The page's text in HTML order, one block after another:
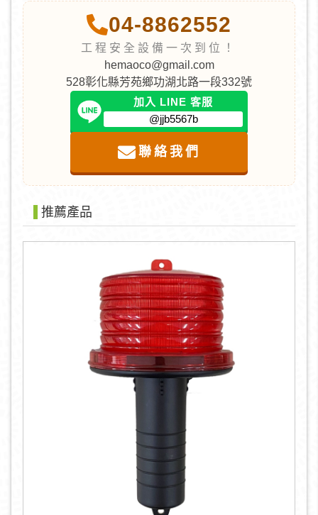
04-8862552
工程安全設備一次到位！
hemaoco@gmail.com
528彰化縣芳苑鄉功湖北路一段332號
加入 LINE 客服
@jjb5567b
聯絡我們
推薦產品